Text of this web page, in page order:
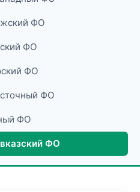
ФО
ФО
ФО
ФО
ФО
ФО